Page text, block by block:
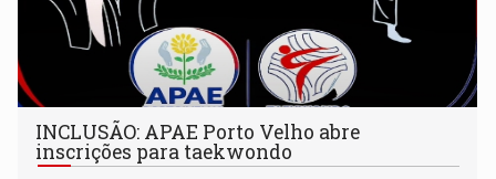
INCLUSÃO: APAE Porto Velho abre
inscrições para taekwondo